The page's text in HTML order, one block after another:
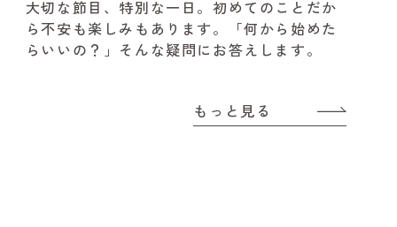
大切な節目、特別な一日。初めてのことだか
ら不安も楽しみもあります。
「何から始めた
らいいの？」そんな疑問にお答えします。
もっと見る